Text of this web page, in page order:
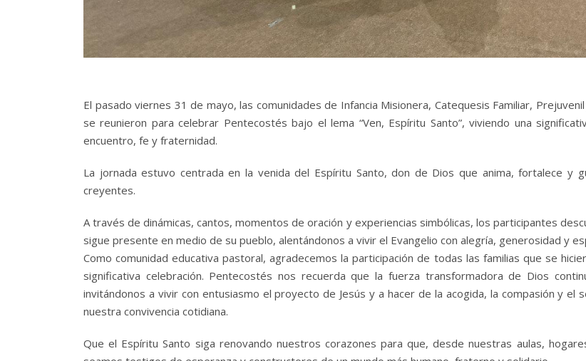
El pasado viernes 31 de mayo, las comunidades de Infancia Misionera, Catequesis Familiar,
se reunieron para celebrar Pentecostés bajo el lema “Ven, Espíritu Santo”, viviendo una
encuentro, fe y fraternidad.
La jornada estuvo centrada en la venida del Espíritu Santo, don de Dios que anima, fortalece y
creyentes.
A través de dinámicas, cantos, momentos de oración y experiencias simbólicas, los participantes
sigue presente en medio de su pueblo, alentándonos a vivir el Evangelio con alegría, generosidad y
Como comunidad educativa pastoral, agradecemos la participación de todas las familias que se
significativa celebración. Pentecostés nos recuerda que la fuerza transformadora de Dios
invitándonos a vivir con entusiasmo el proyecto de Jesús y a hacer de la acogida, la compasión y el
nuestra convivencia cotidiana.
Que el Espíritu Santo siga renovando nuestros corazones para que, desde nuestras aulas,